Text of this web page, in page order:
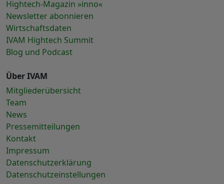
Hightech-Magazin »inno«
Newsletter abonnieren
Wirtschaftsdaten
IVAM Hightech Summit
Blog und Podcast
Über IVAM
Mitgliederübersicht
Team
News
Pressemitteilungen
Kontakt
Impressum
Datenschutzerklärung
Datenschutzeinstellungen